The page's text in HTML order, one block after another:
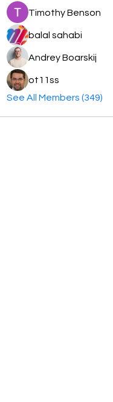
Timothy Benson
balal sahabi
Andrey Boarskij
ot11ss
See All Members (349)